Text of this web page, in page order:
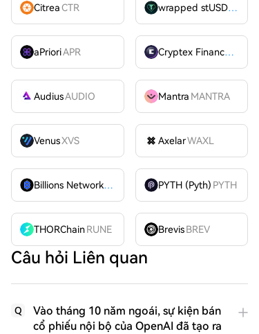
CitreaCTR wrapped stUSDT
aPrioriAPR Cryptex FinanceCTX
AudiusAUDIO Mantra MANTRA
VenusXVS AxelarWAXL
Billions Network
BILL PYTH (Pyth) PYTH
THORChainRUNE Brevis BREV
Câu hỏi Liên quan
Q
Vào tháng 10 năm ngoái, sự kiện bán
cổ phiếu nội bộ của OpenAI đã tạo ra